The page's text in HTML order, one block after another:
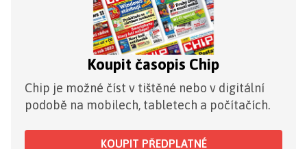
Koupit časopis Chip
Chip je možné číst v tištěné nebo v digitální
podobě na mobilech, tabletech a počítačích.
KOUPIT PŘEDPLATNÉ